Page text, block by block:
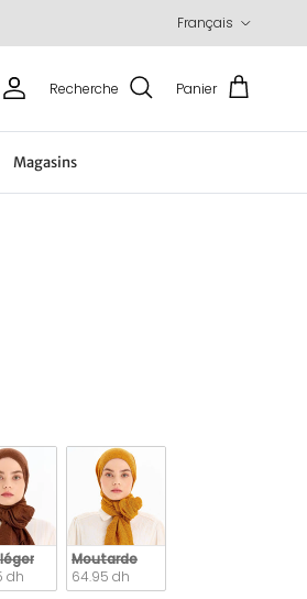
Français
Recherche Panier
Magasins
dh
Moutarde
64.95 dh